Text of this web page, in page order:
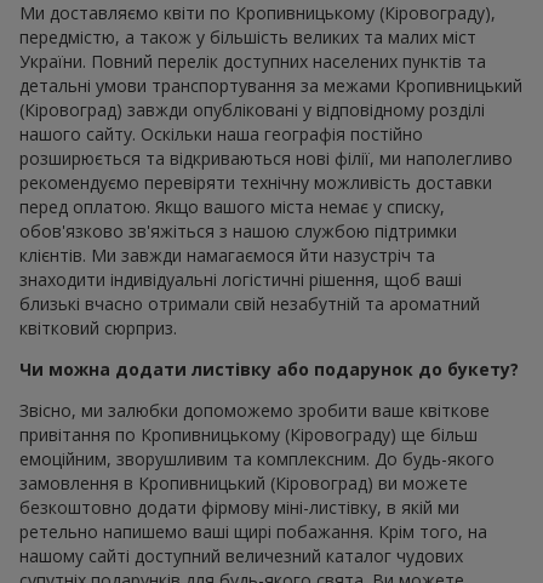
Ми доставляємо квіти по Кропивницькому (Кіровограду),
передмістю, а також у більшість великих та малих міст
України. Повний перелік доступних населених пунктів та
детальні умови транспортування за межами Кропивницький
(Кіровоград) завжди опубліковані у відповідному розділі
нашого сайту. Оскільки наша географія постійно
розширюється та відкриваються нові філії, ми наполегливо
рекомендуємо перевіряти технічну можливість доставки
перед оплатою. Якщо вашого міста немає у списку,
обов'язково зв'яжіться з нашою службою підтримки
клієнтів. Ми завжди намагаємося йти назустріч та
знаходити індивідуальні логістичні рішення, щоб ваші
близькі вчасно отримали свій незабутній та ароматний
квітковий сюрприз.
Чи можна додати листівку або подарунок до букету?
Звісно, ми залюбки допоможемо зробити ваше квіткове
привітання по Кропивницькому (Кіровограду) ще більш
емоційним, зворушливим та комплексним. До будь-якого
замовлення в Кропивницький (Кіровоград) ви можете
безкоштовно додати фірмову міні-листівку, в якій ми
ретельно напишемо ваші щирі побажання. Крім того, на
нашому сайті доступний величезний каталог чудових